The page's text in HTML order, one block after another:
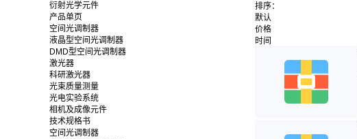
衍射光学元件
产品单页
空间光调制器
液晶型空间光调制器
DMD型空间光调制器
激光器
科研激光器
光束质量测量
光电实验系统
相机及成像元件
技术规格书
空间光调制器
排序：
默认
价格
时间